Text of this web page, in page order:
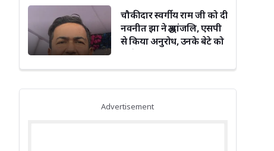
किया अनुरोध
चौकीदार स्वर्गीय राम जी को दी
नवनीत झा ने श्रद्धांजलि, एसपी
से किया अनुरोध, उनके बेटे को
Advertisement